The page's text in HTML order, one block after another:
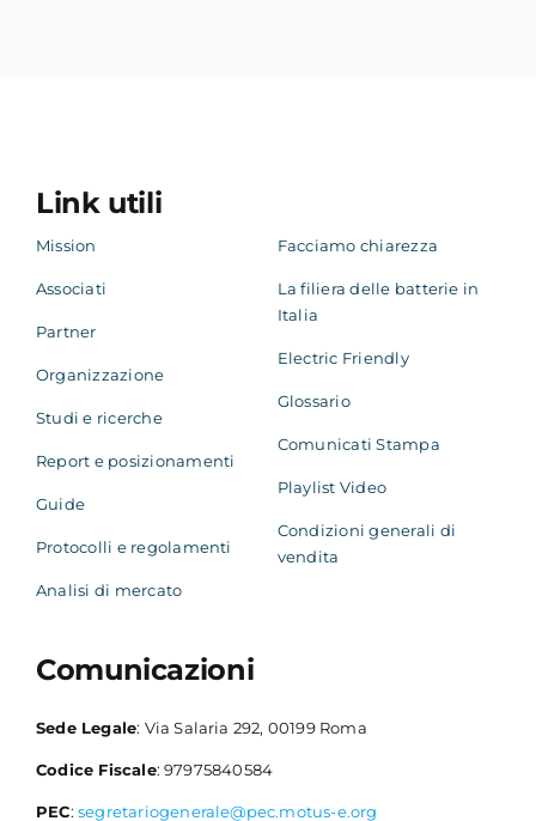
Link utili
Mission
Associati
Partner
Organizzazione
Studi e ricerche
Report e posizionamenti
Guide
Protocolli e regolamenti
Analisi di mercato
Facciamo chiarezza
La filiera delle batterie in
Italia
Electric Friendly
Glossario
Comunicati Stampa
Playlist Video
Condizioni generali di
vendita
Comunicazioni
Sede Legale: Via Salaria 292, 00199 Roma
Codice Fiscale: 97975840584
PEC: segretariogenerale@pec.motus-e.org